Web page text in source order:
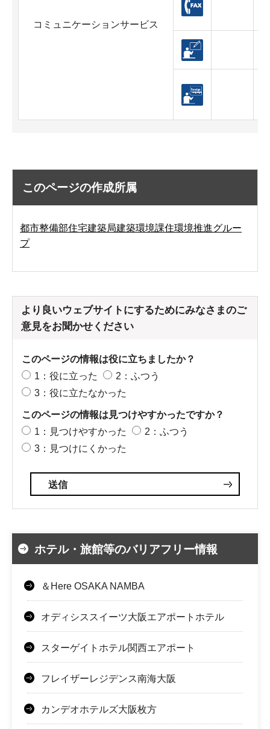
コミュニケーションサービス
このページの作成所属
都市整備部住宅建築局建築環境課住環境推進グルー
プ
より良いウェブサイトにするためにみなさまのご
意見をお聞かせください
このページの情報は役に立ちましたか？
1：役に立った
2：ふつう
3：役に立たなかった
このページの情報は見つけやすかったですか？
1：見つけやすかった
2：ふつう
3：見つけにくかった
ホテル・旅館等のバリアフリー情報
＆Here OSAKA NAMBA
オディシススイーツ大阪エアポートホテル
スターゲイトホテル関西エアポート
フレイザーレジデンス南海大阪
カンデオホテルズ大阪枚方